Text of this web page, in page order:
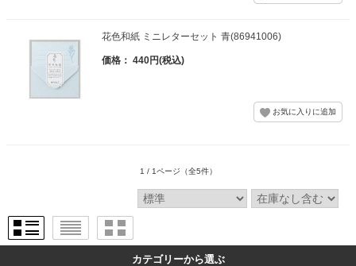
花色和紙 ミニレターセット 青(86941006)
価格： 440円(税込)
1 / 1ページ （全5件）
カテゴリーから選ぶ